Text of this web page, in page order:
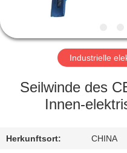
FABRIK-
AUSFLUG
TRETEN
Industrielle
Seilwinde des
Innen-
Herkunftsort: CHINA